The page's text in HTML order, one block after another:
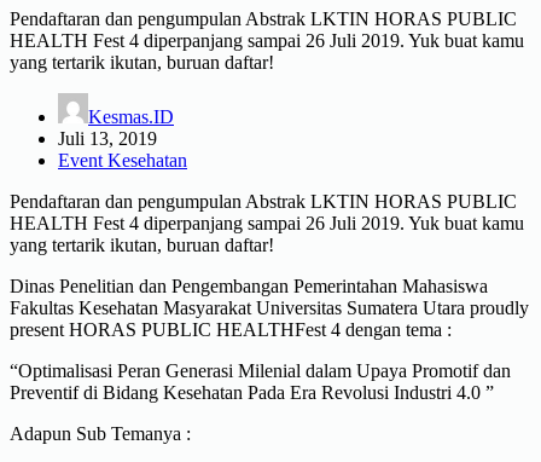
Pendaftaran dan pengumpulan Abstrak LKTIN HORAS PUBLIC
HEALTH Fest 4 diperpanjang sampai 26 Juli 2019. Yuk buat kamu
yang tertarik ikutan, buruan daftar!
Kesmas.ID
Juli 13, 2019
Event Kesehatan
Pendaftaran dan pengumpulan Abstrak LKTIN HORAS PUBLIC
HEALTH Fest 4 diperpanjang sampai 26 Juli 2019. Yuk buat kamu
yang tertarik ikutan, buruan daftar!
Dinas Penelitian dan Pengembangan Pemerintahan Mahasiswa
Fakultas Kesehatan Masyarakat Universitas Sumatera Utara proudly
present HORAS PUBLIC HEALTHFest 4 dengan tema :
“Optimalisasi Peran Generasi Milenial dalam Upaya Promotif dan
Preventif di Bidang Kesehatan Pada Era Revolusi Industri 4.0 ”
Adapun Sub Temanya :